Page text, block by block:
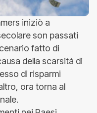
iniziò a
son passati
fatto di
della scarsità di
di risparmi
ora torna al